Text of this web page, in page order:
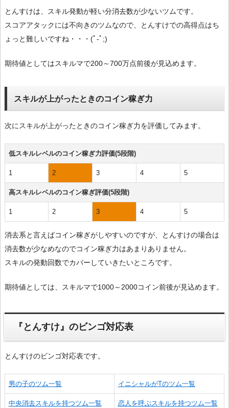
とんすけは、スキル発動が軽い分消去数が少ないツムです。
スコアアタックには不向きのツムなので、とんすけでの高得点はち
ょっと難しいですね・・・(ﾟ-ﾟ;)
期待値としてはスキルマで200～700万点前後が見込めます。
スキルが上がったときのコイン稼ぎ力
次にスキルが上がったときのコイン稼ぎ力を評価してみます。
低スキルレベルのコイン稼ぎ力評価(5段階)
1 2 3 4 5
高スキルレベルのコイン稼ぎ評価(5段階)
1 2 3 4 5
消去系と言えばコイン稼ぎがしやすいのですが、とんすけの場合は
消去数が少なめなのでコイン稼ぎ力はあまりありません。
スキルの発動回数でカバーしていきたいところです。
期待値としては、スキルマで1000～2000コイン前後が見込めます。
『とんすけ』のビンゴ対応表
とんすけのビンゴ対応表です。
男の子のツム一覧 イニシャルがTのツム一覧
中央消去スキルを持つツム一覧 恋人を呼ぶスキルを持つツム一覧